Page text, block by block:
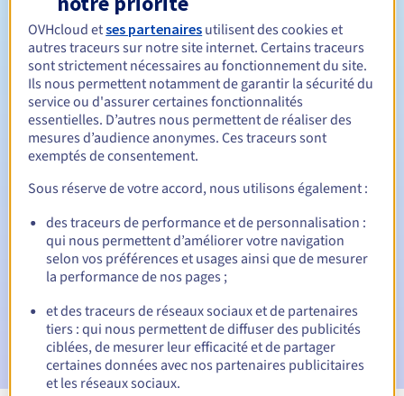
Durée de renouvellement Entre 1 et 5 ans
Période de rédemption
Notifications automatiques :
date d'échéance
E-mail le jour de l'expirationpour notification de la
suspension du nom de domaine
E-mail après la période de grâce de rédemptionpour
notification de la suppression du nom de domaine
OVHcloud etses partenaires utilisent des cookies et
autres traceurs sur notre site internet. Certains traceurs
sont strictement nécessaires au fonctionnement du site.
Ils nous permettent notamment de garantir la sécurité du
service ou d'assurer certaines fonctionnalités
essentielles. D’autres nous permettent de réaliser des
mesures d’audience anonymes. Ces traceurs sont
exemptés de consentement.
Sous réserve de votre accord, nous utilisons également :
des traceurs de performance et de personnalisation :
qui nous permettent d’améliorer votre navigation
selon vos préférences et usages ainsi que de mesurer
la performance de nos pages ;
et des traceurs de réseaux sociaux et de partenaires
tiers : qui nous permettent de diffuser des publicités
ciblées, de mesurer leur efficacité et de partager
certaines données avec nos partenaires publicitaires
et les réseaux sociaux.